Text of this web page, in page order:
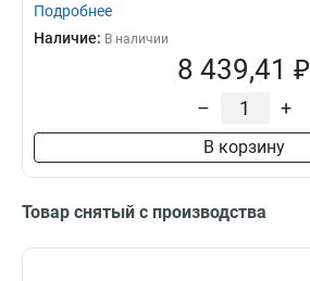
Подробнее
Наличие: В наличии
8 439,41 ₽
– +
В корзину
Товар снятый с производства